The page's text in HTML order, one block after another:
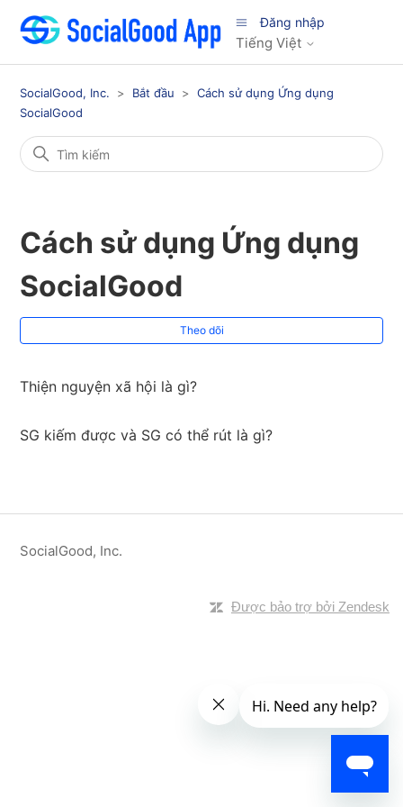
Đăng nhập
Tiếng Việt
SocialGood, Inc. Bắt đầu
Cách sử dụng Ứng dụng
SocialGood
Cách sử dụng Ứng dụng
SocialGood
Theo dõi
Thiện nguyện xã hội là gì?
SG kiếm được và SG có thể rút là gì?
SocialGood, Inc.
Được bảo trợ bởi Zendesk